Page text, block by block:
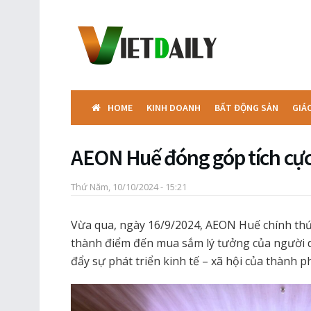
HOME KINH DOANH BẤT ĐỘNG SẢN
AEON Huế đóng góp tích
Thứ Năm, 10/10/2024 - 15:21
Vừa qua, ngày 16/9/2024, AEON Huế chính
thành điểm đến mua sắm lý tưởng của
đẩy sự phát triển kinh tế – xã hội của thành